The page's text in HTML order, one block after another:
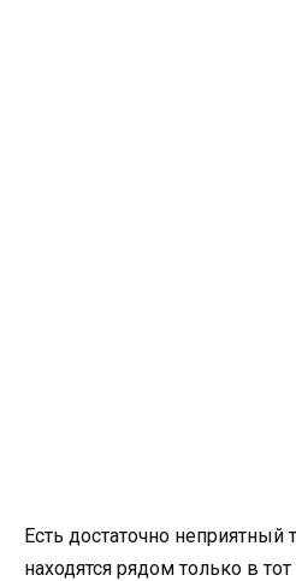
Есть достаточно неприятный
находятся рядом только в